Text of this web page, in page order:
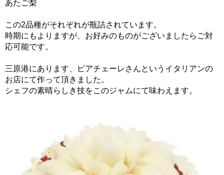
あたご梨
この2品種がそれぞれが瓶詰されています。
時期にもよりますが、お好みのものがございましたらご対
応可能です。
三原港にあります、ピアチェーレさんというイタリアンの
お店にて作って頂きました。
シェフの素晴らしき技をこのジャムにて味わえます。